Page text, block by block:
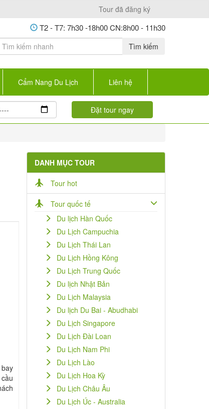
Tour đã đăng ký
T2 - T7: 7h30 -18h00 CN:8h00 - 11h30
Tìm kiếm
Cẩm Nang Du Lịch Liên hệ
DANH MỤC TOUR
Tour hot
Tour quốc tế
Du lịch Hàn Quốc
Du Lịch Campuchia
Du Lịch Thái Lan
Du Lịch Hồng Kông
Du Lịch Trung Quốc
Du lịch Nhật Bản
Du Lịch Malaysia
Du lịch Du Bai - Abudhabi
Du Lịch Singapore
Du Lịch Đài Loan
Du Lịch Nam Phi
Du Lịch Lào
Du Lịch Hoa Kỳ
Du Lịch Châu Âu
Du Lịch Úc - Australia